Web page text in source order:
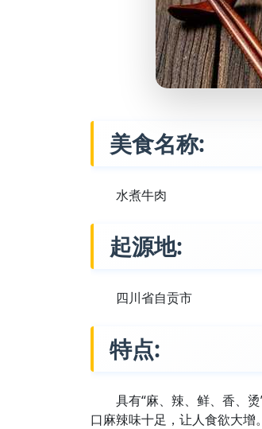
美食名称:
水煮牛肉
起源地:
四川省自贡市
特点:
具有“麻、辣、鲜、香、
口麻辣味十足，让人食欲大增。